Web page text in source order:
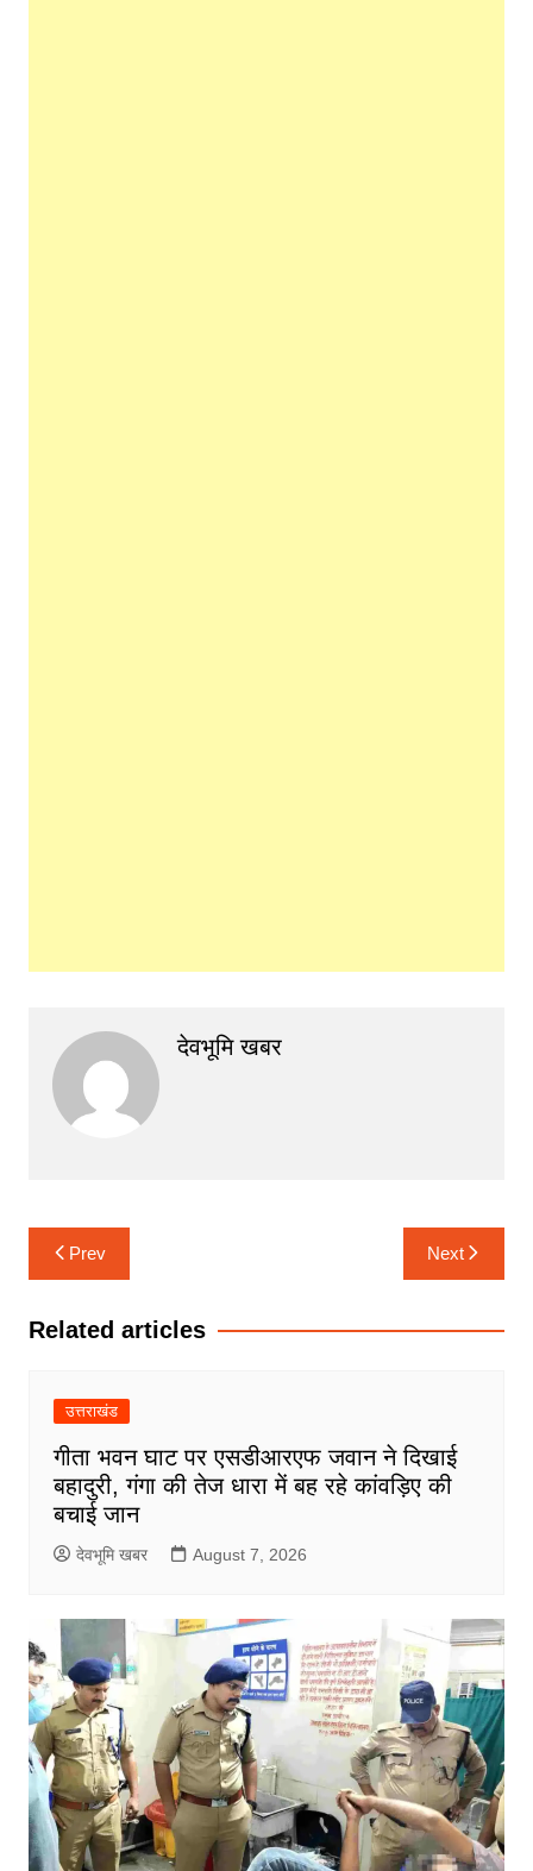
देवभूमि खबर
Post
navigation
Prev Next
Related articles
उत्तराखंड
गीता भवन घाट पर एसडीआरएफ जवान ने दिखाई
बहादुरी, गंगा की तेज धारा में बह रहे कांवड़िए की
बचाई जान
देवभूमि खबर August 7, 2026